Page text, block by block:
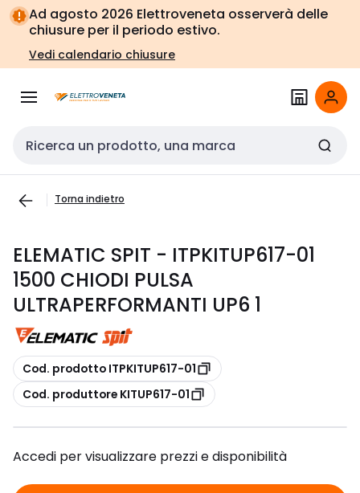
Vai alla
navigazione
Vai
alla
pagina
Ad agosto 2026 Elettroveneta osserverà delle
chiusure per il periodo estivo.
Vedi calendario chiusure
Cerca input
Torna indietro
ELEMATIC SPIT - ITPKITUP617-01
1500 CHIODI PULSA
ULTRAPERFORMANTI UP6 1
copia
Cod. prodotto ITPKITUP617-01
copia
Cod. produttore KITUP617-01
Accedi per visualizzare prezzi e disponibilità